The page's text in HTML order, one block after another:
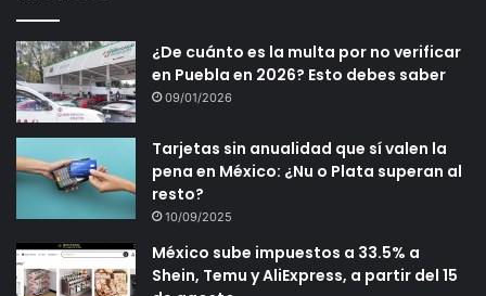
¿De cuánto es la multa por no verificar
en Puebla en 2026? Esto debes saber
09/01/2026
Tarjetas sin anualidad que sí valen la
pena en México: ¿Nu o Plata superan al
resto?
10/09/2025
México sube impuestos a 33.5% a
Shein, Temu y AliExpress, a partir del 15